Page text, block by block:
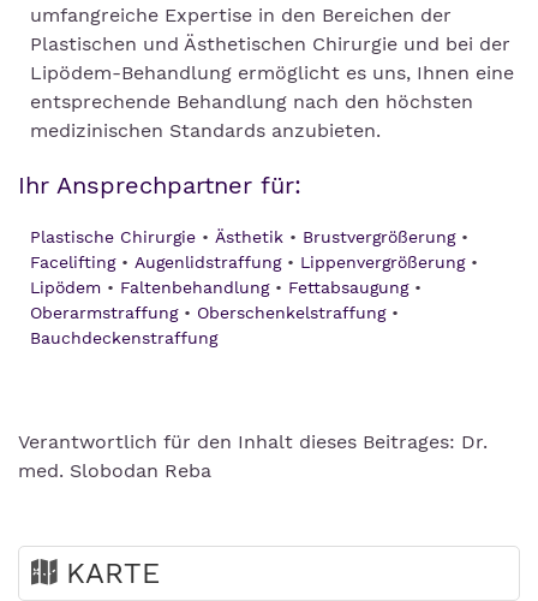
umfangreiche Expertise in den Bereichen der
Plastischen und Ästhetischen Chirurgie und bei der
Lipödem-Behandlung ermöglicht es uns, Ihnen eine
entsprechende Behandlung nach den höchsten
medizinischen Standards anzubieten.
Ihr Ansprechpartner für:
Plastische Chirurgie Ästhetik
Brustvergrößerung
Facelifting
Augenlidstraffung
Lippenvergrößerung
Lipödem
Faltenbehandlung
Fettabsaugung
Oberarmstraffung
Oberschenkelstraffung
Bauchdeckenstraffung
Verantwortlich für den Inhalt dieses Beitrages: Dr.
med. Slobodan Reba
KARTE